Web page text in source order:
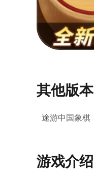
其他版本
途游中国象棋
游戏介绍